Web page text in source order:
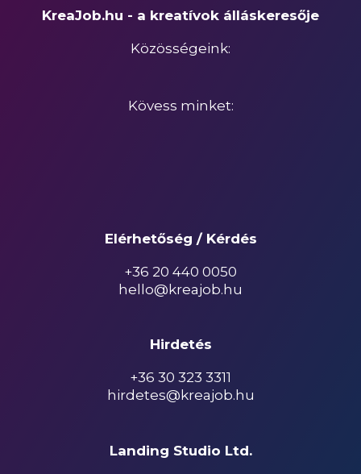
KreaJob.hu - a kreatívok álláskeresője
Közösségeink:
Kövess minket:
Elérhetőség / Kérdés
+36 20 440 0050
hello@kreajob.hu
Hirdetés
+36 30 323 3311
hirdetes@kreajob.hu
Landing Studio Ltd.